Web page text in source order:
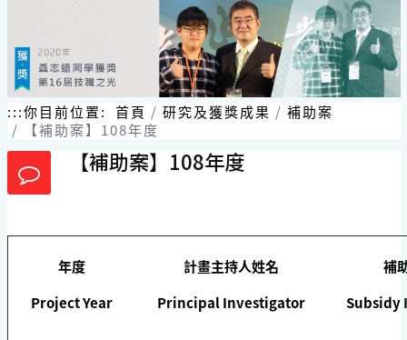
容
區
塊
:::你目前位置: 首頁 研究及獲獎成果
補助案
【補助案】108年度
【補助案】108年度
年度
Project Year
計畫主持人姓名
Principal Investigator
補
Subsidy